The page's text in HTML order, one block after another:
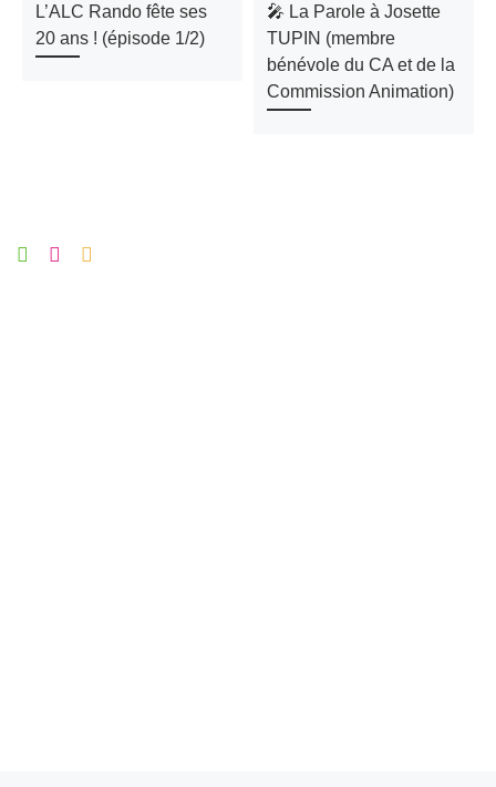
L’ALC Rando fête ses
20 ans ! (épisode 1/2)
🎤 La Parole à Josette
TUPIN (membre
bénévole du CA et de la
Commission Animation)